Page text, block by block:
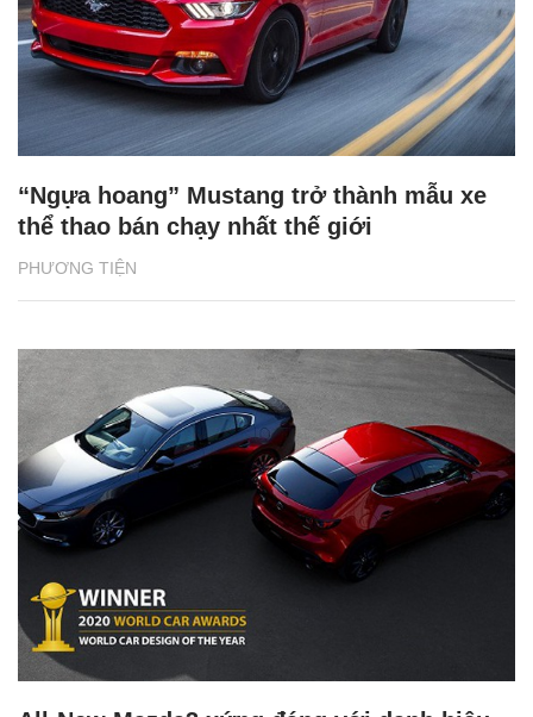
PHƯƠNG TIỆN
“Ngựa hoang” Mustang trở thành mẫu xe
thể thao bán chạy nhất thế giới